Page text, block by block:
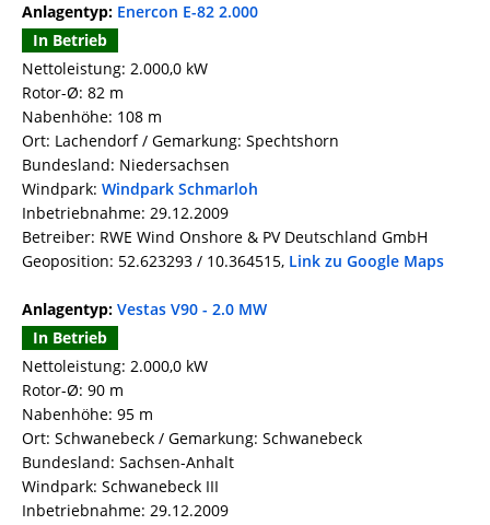
Anlagentyp: Enercon E-82 2.000
In Betrieb
Nettoleistung: 2.000,0 kW
Rotor-Ø: 82 m
Nabenhöhe: 108 m
Ort: Lachendorf / Gemarkung: Spechtshorn
Bundesland: Niedersachsen
Windpark: Windpark Schmarloh
Inbetriebnahme: 29.12.2009
Betreiber: RWE Wind Onshore & PV Deutschland GmbH
Geoposition: 52.623293 / 10.364515, Link zu Google Maps
Anlagentyp: Vestas V90 - 2.0 MW
In Betrieb
Nettoleistung: 2.000,0 kW
Rotor-Ø: 90 m
Nabenhöhe: 95 m
Ort: Schwanebeck / Gemarkung: Schwanebeck
Bundesland: Sachsen-Anhalt
Windpark: Schwanebeck III
Inbetriebnahme: 29.12.2009